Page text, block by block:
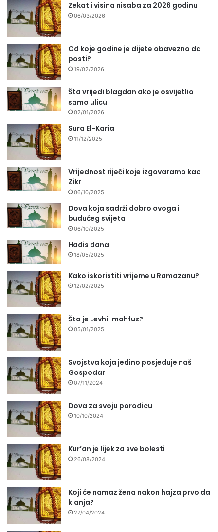
Zekat i visina nisaba za 2026 godinu
06/03/2026
Od koje godine je dijete obavezno da
posti?
19/02/2026
Šta vrijedi blagdan ako je osvijetlio
samo ulicu
02/01/2026
Sura El-Karia
11/12/2025
Vrijednost riječi koje izgovaramo kao
Zikr
06/10/2025
Dova koja sadrži dobro ovoga i
budućeg svijeta
06/10/2025
Hadis dana
18/05/2025
Kako iskoristiti vrijeme u Ramazanu?
12/02/2025
Šta je Levhi-mahfuz?
05/01/2025
Svojstva koja jedino posjeduje naš
Gospodar
07/11/2024
Dova za svoju porodicu
10/10/2024
Kur’an je lijek za sve bolesti
26/08/2024
Koji će namaz žena nakon hajza prvo da
klanja?
27/04/2024